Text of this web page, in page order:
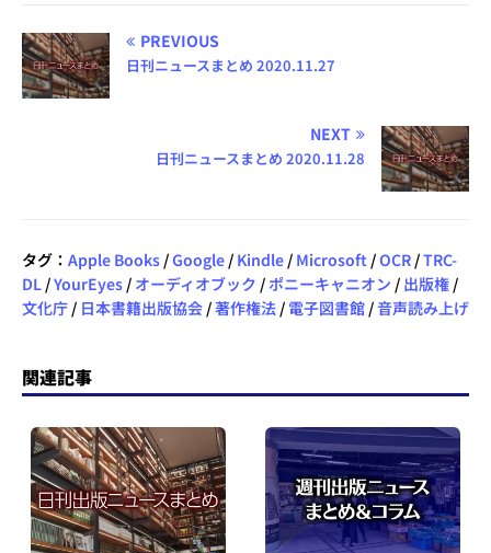
PREVIOUS
日刊ニュースまとめ 2020.11.27
NEXT
日刊ニュースまとめ 2020.11.28
タグ： Apple Books /Google / Kindle / Microsoft /OCR /TRC-
DL /YourEyes / オーディオブック / ポニーキャニオン / 出版権 /
文化庁 / 日本書籍出版協会 /著作権法 / 電子図書館 /音声読み上げ
関連記事